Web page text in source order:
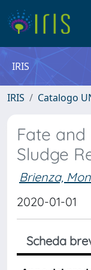
IRIS
IRIS Catalogo
Fate
Sludge
Brienza,
2020-01-01
Scheda